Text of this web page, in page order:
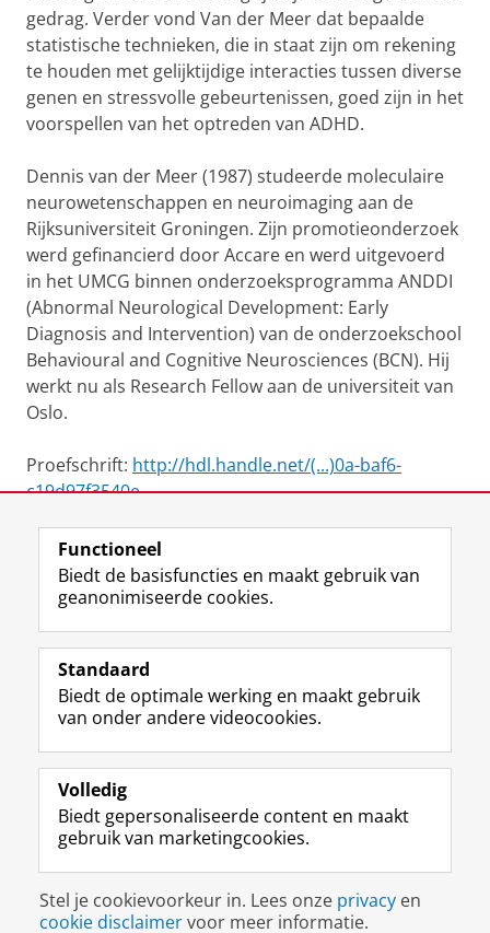
gedrag. Verder vond Van der Meer dat bepaalde
statistische technieken, die in staat zijn om rekening
te houden met gelijktijdige interacties tussen diverse
genen en stressvolle gebeurtenissen, goed zijn in het
voorspellen van het optreden van ADHD.
Dennis van der Meer (1987) studeerde moleculaire
neurowetenschappen en neuroimaging aan de
Rijksuniversiteit Groningen. Zijn promotieonderzoek
werd gefinancierd door Accare en werd uitgevoerd
in het UMCG binnen onderzoeksprogramma ANDDI
(Abnormal Neurological Development: Early
Diagnosis and Intervention) van de onderzoekschool
Behavioural and Cognitive Neurosciences (BCN). Hij
werkt nu als Research Fellow aan de universiteit van
Oslo.
Proefschrift: http://hdl.handle.net/(...)0a-baf6-
c19d97f3540e
View this page in:English
Volg de RUG
F
a
e
b
o
p
a
i
n
a
L
i
k
e
I
-
p
g
i
n
R
S
-
f
e
R
k
s
u
I
n
t
r
m
c
c
o
Y
o
T
e
k
a
a
Studiekiezers
Alumni
Over ons
Disclaimer & Copyright
Inloggen
Functioneel
Biedt de basisfuncties en maakt gebruik van
geanonimiseerde cookies.
Standaard
Biedt de optimale werking en maakt gebruik
van onder andere videocookies.
Volledig
Biedt gepersonaliseerde content en maakt
gebruik van marketingcookies.
Stel je cookievoorkeur in. Lees onze privacy en
cookie disclaimervoor meer informatie.